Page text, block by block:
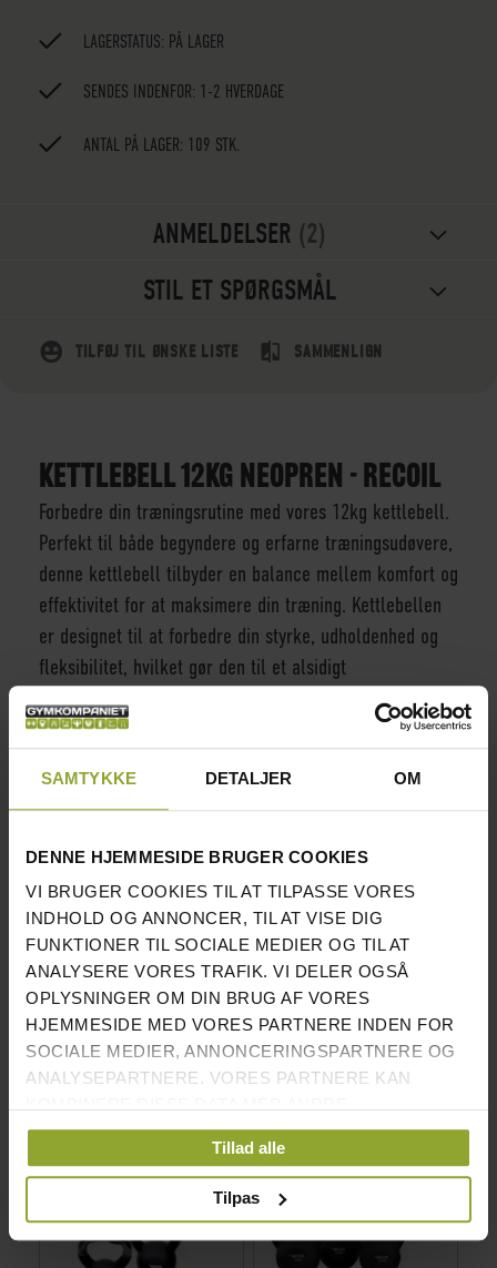
SAMTYKKE DETALJER OM
DENNE HJEMMESIDE BRUGER COOKIES
VI BRUGER COOKIES TIL AT TILPASSE VORES
INDHOLD OG ANNONCER, TIL AT VISE DIG
FUNKTIONER TIL SOCIALE MEDIER OG TIL AT
ANALYSERE VORES TRAFIK. VI DELER OGSÅ
OPLYSNINGER OM DIN BRUG AF VORES
HJEMMESIDE MED VORES PARTNERE INDEN FOR
SOCIALE MEDIER, ANNONCERINGSPARTNERE OG
ANALYSEPARTNERE. VORES PARTNERE KAN
OPLYSNINGER, DU HAR GIVET DEM, ELLER SOM DE
HAR INDSAMLET FRA DIN BRUG AF DERES
TJENESTER.
Tillad alle
Tilpas
LAGERSTATUS: PÅ LAGER
SENDES INDENFOR: 1-2 HVERDAGE
ANTAL PÅ LAGER: 109 STK.
ANMELDELSER 2
STIL ET SPØRGSMÅL
TILFØJ TIL ØNSKE LISTE SAMMENLIGN
KETTLEBELL 12KG NEOPREN - RECOIL
Forbedre din træningsrutine med vores 12kg kettlebell.
Perfekt til både begyndere og erfarne træningsudøvere,
denne kettlebell tilbyder en balance mellem komfort og
effektivitet for at maksimere din træning. Kettlebellen
er designet til at forbedre din styrke, udholdenhed og
fleksibilitet, hvilket gør den til et alsidigt
INFORMATION
FARVE SORT
KETTLEBELLS
TÅLER OGSÅ KOMMERCIEL BRUG √
Du finder alle vores kettlebells her!
VI FANDT ANDRE PRODUKTER DU MÅSKE KAN LIDE!